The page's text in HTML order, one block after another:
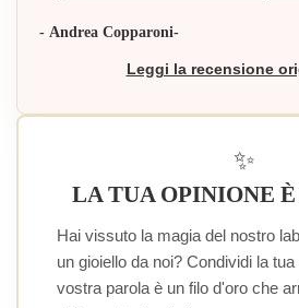
- Andrea Copparoni-
Leggi la recensione
✨
LA TUA OPINIONE
Hai vissuto la magia del nostro
un gioiello da noi? Condividi la
vostra parola è un filo d'oro che